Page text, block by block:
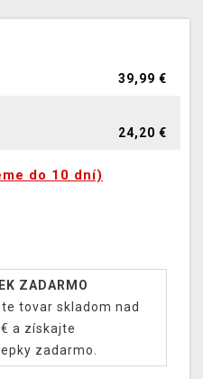
39,99 €
24,20 €
do 10 dní)
ZADARMO
tovar skladom nad
a získajte
zadarmo.